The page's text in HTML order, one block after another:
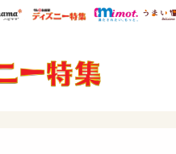
あ総研ハピママ* ウレぴあ総研